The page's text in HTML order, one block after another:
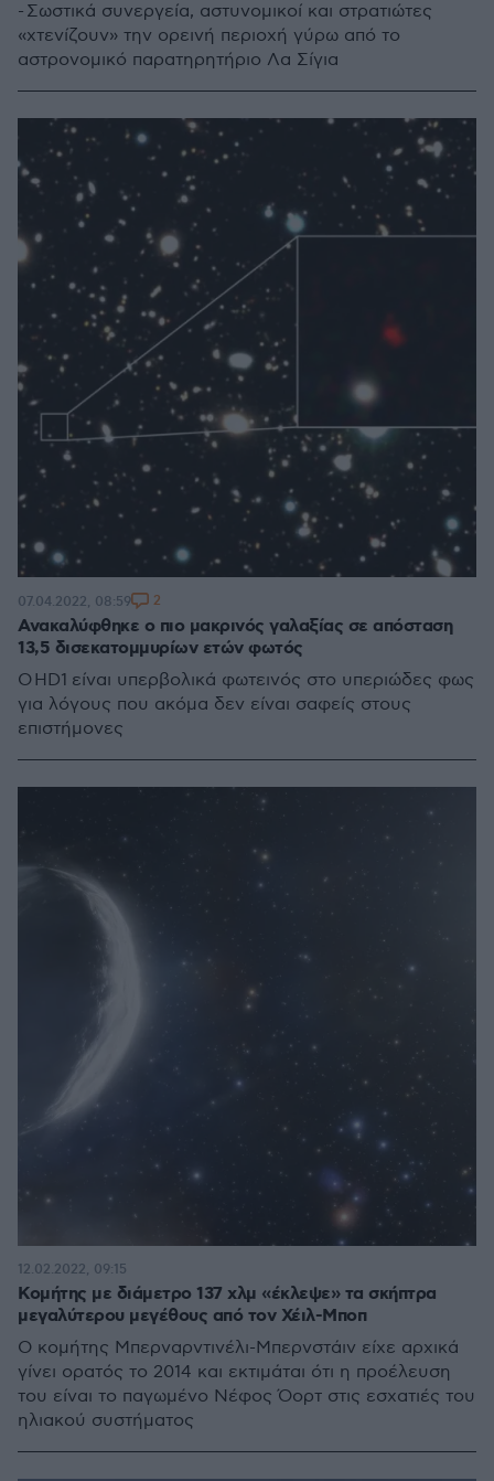
- Σωστικά συνεργεία, αστυνομικοί και στρατιώτες
«χτενίζουν» την ορεινή περιοχή γύρω από το
αστρονομικό παρατηρητήριο Λα Σίγια
Ανακαλύφθηκε ο πιο μακρινός γαλαξίας σε απόσταση
13,5 δισεκατομμυρίων ετών φωτός
Ο HD1 είναι υπερβολικά φωτεινός στο υπεριώδες φως
για λόγους που ακόμα δεν είναι σαφείς στους
επιστήμονες
07.04.2022, 08:59 2
Κομήτης με διάμετρο 137 χλμ «έκλεψε» τα σκήπτρα
μεγαλύτερου μεγέθους από τον Χέιλ-Μποπ
Ο κομήτης Μπερναρντινέλι-Μπερνστάιν είχε αρχικά
γίνει ορατός το 2014 και εκτιμάται ότι η προέλευση
του είναι το παγωμένο Νέφος Όορτ στις εσχατιές του
ηλιακού συστήματος
12.02.2022, 09:15